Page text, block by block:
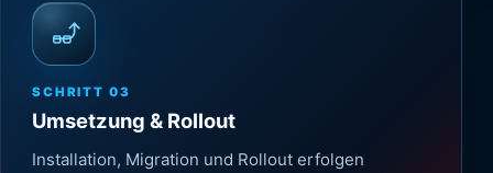
SCHRITT 03
Umsetzung & Rollout
Installation, Migration und Rollout erfolgen